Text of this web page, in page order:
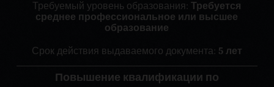
Требуемый уровень образования:Требуется
среднее профессиональное или высшее
образование
Срок действия выдаваемого документа: 5 лет
Повышение квалификации по